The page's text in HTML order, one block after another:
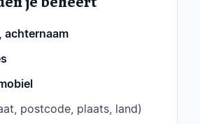
achternaam
postcode, plaats, land)